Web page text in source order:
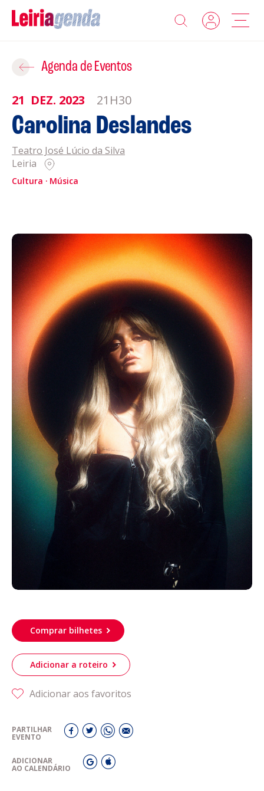
Agenda
Sobre a Leiriagenda
Promotores
Clubes Desportivos
Política de Privacidade
Política de Cookies
Acompanhe a Leiria Agenda
CULTURA
DESPORTO
Agenda de Eventos
21 DEZ. 2023 21H30
Carolina Deslandes
Teatro José Lúcio da Silva
Leiria
Cultura Música
Comprar bilhetes
Adicionar a roteiro
Adicionar aos favoritos
PARTILHAR
EVENTO
ADICIONAR
AO CALENDÁRIO
Adicionar ao Roteiro
ROTEIROS EXISTENTES
CRIAR NOVO